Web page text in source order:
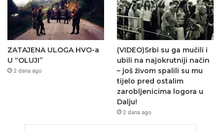
ZATAJENA ULOGA HVO-a
U “OLUJI”
2 dana ago
(VIDEO)Srbi su ga mučili i
ubili na najokrutniji način
– još živom spalili su mu
tijelo pred ostalim
zarobljenicima logora u
Dalju!
2 dana ago